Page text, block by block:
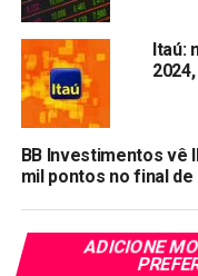
Policia Federal faz
Brasil Re
NÃO PERCA:
Localiza: Lucro
chegando 228,4
Itaú:
BB Investimentos vê
mil pontos no final de
ADICIONE